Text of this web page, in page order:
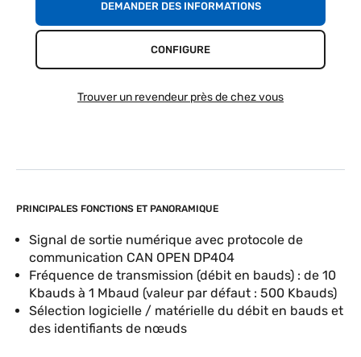
PRINCIPALES FONCTIONS ET PANORAMIQUE
Signal de sortie numérique avec protocole de
communication CAN OPEN DP404
Fréquence de transmission (débit en bauds) : de 10
Kbauds à 1 Mbaud (valeur par défaut : 500 Kbauds)
Sélection logicielle / matérielle du débit en bauds et
des identifiants de nœuds
DEMANDER DES INFORMATIONS
CONFIGURE
Trouver un revendeur près de chez vous